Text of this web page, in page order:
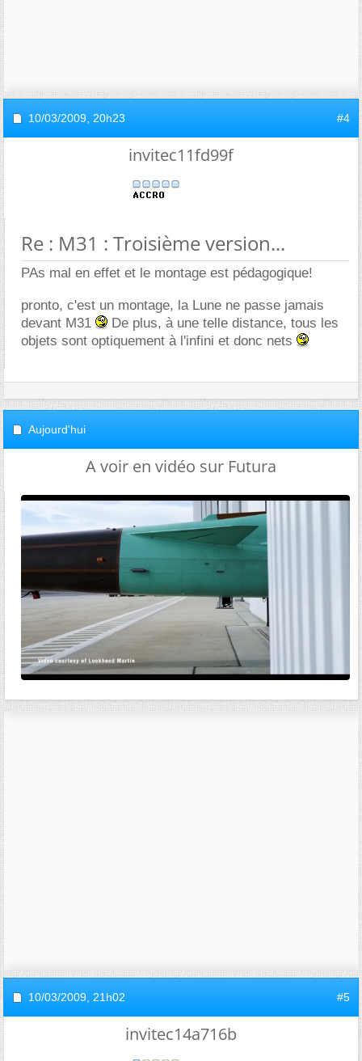
10/03/2009, 20h23 #4
invitec11fd99f
Re : M31 : Troisième version...
PAs mal en effet et le montage est pédagogique!
pronto, c'est un montage, la Lune ne passe jamais
devant M31
De plus, à une telle distance, tous les
objets sont optiquement à l'infini et donc nets
Aujourd'hui
A voir en vidéo sur Futura
10/03/2009, 21h02 #5
invitec14a716b